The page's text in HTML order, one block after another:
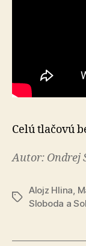
Celú tlačovú
Autor: Ondrej
Značky
Alojz Hlina,
Sloboda a